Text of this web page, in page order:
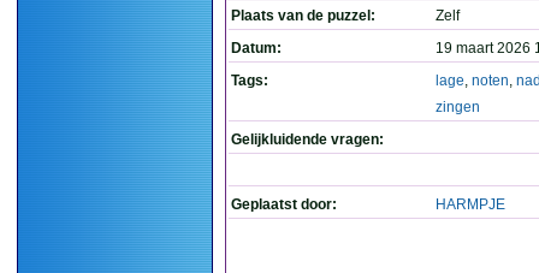
Plaats van de puzzel:
Zelf
Datum:
19 maart 2026
Tags:
lage, noten,
zingen
Gelijkluidende vragen:
Geplaatst door: HARMPJE